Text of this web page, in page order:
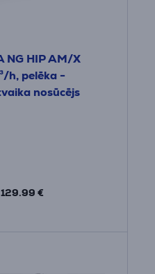
NG HIP AM/X
h, pelēka -
nosūcējs
€